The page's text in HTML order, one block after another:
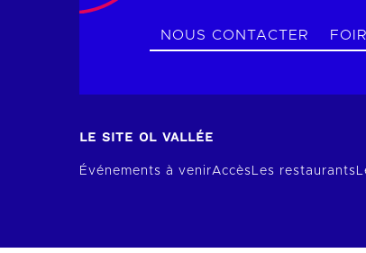
NOUS CONTACTER
LE SITE OL VALLÉE
Événements à venirAccèsLes restaurants